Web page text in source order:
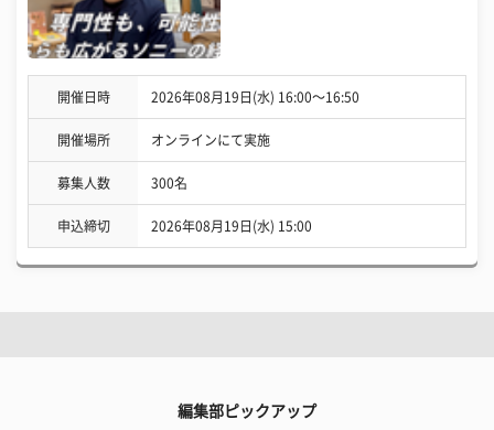
開催日時 2026年08月19日(水) 16:00〜16:50
開催場所 オンラインにて実施
募集人数 300名
申込締切 2026年08月19日(水) 15:00
編集部ピックアップ